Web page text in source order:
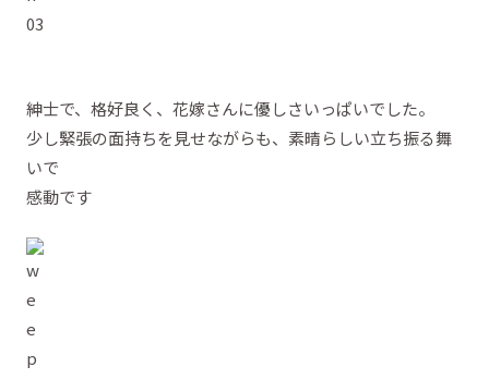
紳士で、格好良く、花嫁さんに優しさいっぱいでした。
少し緊張の面持ちを見せながらも、素晴らしい立ち振る舞
いで
感動です